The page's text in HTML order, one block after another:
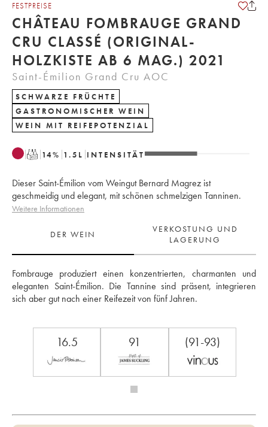
FESTPREISE
CHÂTEAU FOMBRAUGE GRAND
CRU CLASSÉ (ORIGINAL-
HOLZKISTE AB 6 MAG.) 2021
Saint-Émilion Grand Cru AOC
SCHWARZE FRÜCHTE
GASTRONOMISCHER WEIN
WEIN MIT REIFEPOTENZIAL
T 14% 1.5 L INTENSITÄT
Dieser Saint-Émilion vom Weingut Bernard Magrez ist
geschmeidig und elegant, mit schönen schmelzigen Tanninen.
Weitere Informationen
DER WEIN
VERKOSTUNG UND
LAGERUNG
Fombrauge produziert einen konzentrierten, charmanten und
eleganten Saint-Émilion. Die Tannine sind präsent, integrieren
sich aber gut nach einer Reifezeit von fünf Jahren.
16.5 91 (91-93)